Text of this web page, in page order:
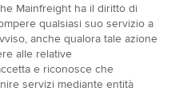
Mainfreight ha il diritto di
qualsiasi suo servizio a
anche qualora tale azione
alle relative
e riconosce che
servizi mediante entità